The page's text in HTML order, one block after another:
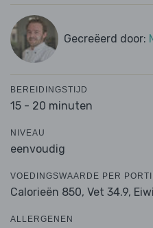
Gecreëerd door:
BEREIDINGSTIJD
15 - 20 minuten
NIVEAU
eenvoudig
VOEDINGSWAARDE PER
Calorieën 850, Vet 34.9,
ALLERGENEN